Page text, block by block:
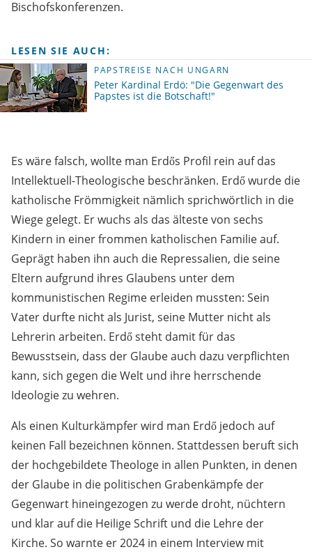
Bischofskonferenzen.
LESEN SIE AUCH:
PAPSTREISE NACH UNGARN
Peter Kardinal Erdö: "Die Gegenwart des
Papstes ist die Botschaft!"
Es wäre falsch, wollte man Erdős Profil rein auf das
Intellektuell-Theologische beschränken. Erdő wurde die
katholische Frömmigkeit nämlich sprichwörtlich in die
Wiege gelegt. Er wuchs als das älteste von sechs
Kindern in einer frommen katholischen Familie auf.
Geprägt haben ihn auch die Repressalien, die seine
Eltern aufgrund ihres Glaubens unter dem
kommunistischen Regime erleiden mussten: Sein
Vater durfte nicht als Jurist, seine Mutter nicht als
Lehrerin arbeiten. Erdő steht damit für das
Bewusstsein, dass der Glaube auch dazu verpflichten
kann, sich gegen die Welt und ihre herrschende
Ideologie zu wehren.
Als einen Kulturkämpfer wird man Erdő jedoch auf
keinen Fall bezeichnen können. Stattdessen beruft sich
der hochgebildete Theologe in allen Punkten, in denen
der Glaube in die politischen Grabenkämpfe der
Gegenwart hineingezogen zu werde droht, nüchtern
und klar auf die Heilige Schrift und die Lehre der
Kirche. So warnte er 2024 in einem Interview mit